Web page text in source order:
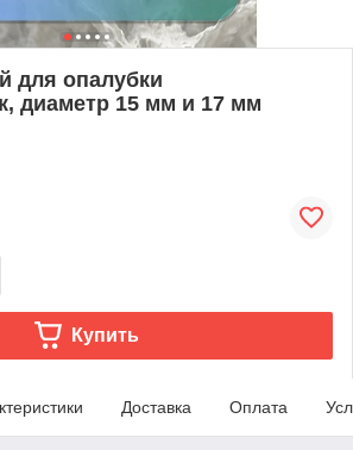
для опалубки
диаметр 15 мм и 17 мм
Купить
Доставка Оплата